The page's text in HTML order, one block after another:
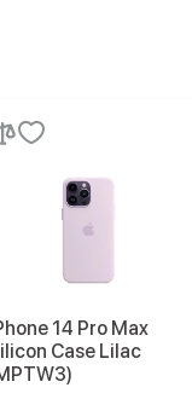
14 Pro Max
Case Lilac